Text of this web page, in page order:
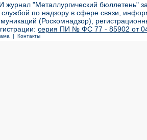
"Металлургический бюллетень"
по надзору в сфере связи,
(Роскомнадзор),
серия ПИ № ФС 77 - 85902 от 04
| Контакты